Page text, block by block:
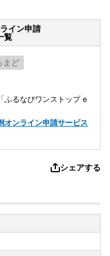
イン申請
覧
まど
ふるなびワンストップ e
オンライン申請サービス
シェアする